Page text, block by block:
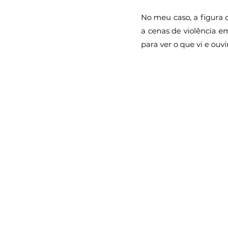
Responsabilidade Social
No meu caso, a figura
a cenas de violência
para ver o que vi e